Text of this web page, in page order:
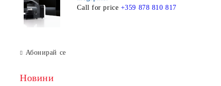
Call for price +359 878 810 817
Абонирай се
Новини